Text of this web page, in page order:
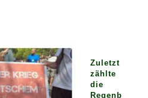
Zuletzt
zählte
die
Regenb